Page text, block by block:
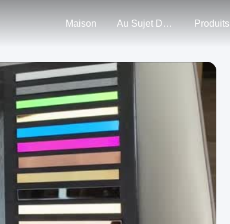
Maison Au Sujet De Nous Produits